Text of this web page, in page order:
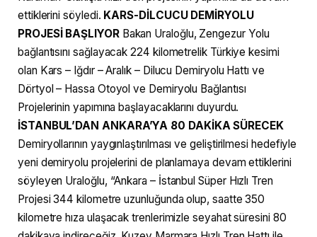
ettiklerini söyledi. KARS-DİLCUCU DEMİRYOLU
PROJESİ BAŞLIYORBakan Uraloğlu, Zengezur Yolu
bağlantısını sağlayacak 224 kilometrelik Türkiye kesimi
olan Kars – Iğdır – Aralık – Dilucu Demiryolu Hattı ve
Dörtyol – Hassa Otoyol ve Demiryolu Bağlantısı
Projelerinin yapımına başlayacaklarını duyurdu.
İSTANBUL’DAN ANKARA’YA 80 DAKİKA SÜRECEK
Demiryollarının yaygınlaştırılması ve geliştirilmesi hedefiyle
yeni demiryolu projelerini de planlamaya devam ettiklerini
söyleyen Uraloğlu, “Ankara – İstanbul Süper Hızlı Tren
Projesi 344 kilometre uzunluğunda olup, saatte 350
kilometre hıza ulaşacak trenlerimizle seyahat süresini 80